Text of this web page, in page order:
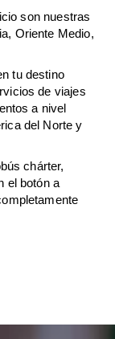
son nuestras
Oriente Medio,
tu destino
de viajes
a nivel
del Norte y
chárter,
el botón a